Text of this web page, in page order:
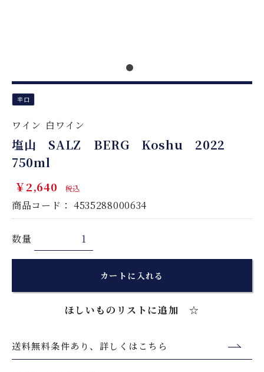
辛口
ワイン 白ワイン
塩山 SALZ BERG Koshu 2022
750ml
￥2,640 税込
商品コード： 4535288000634
数量
カートに入れる
ほしいものリストに追加 ☆
送料無料条件あり、詳しくはこちら